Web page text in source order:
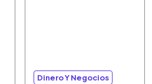
Dinero Y Negocios